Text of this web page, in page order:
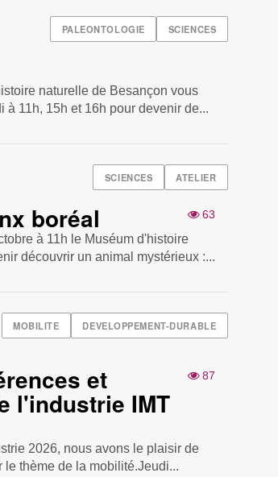
PALEONTOLOGIE SCIENCES
naturelle de Besançon vous
11h, 15h et 16h pour devenir de...
SCIENCES ATELIER
63
boréal
à 11h le Muséum d'histoire
découvrir un animal mystérieux :...
MOBILITE DEVELOPPEMENT-DURABLE
87
et
l'industrie IMT
2026, nous avons le plaisir de
thème de la mobilité.Jeudi...